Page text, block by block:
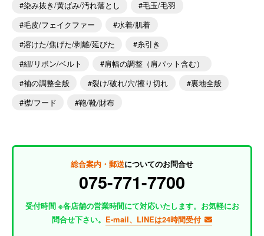
染み抜き/黄ばみ/汚れ落とし
毛玉/毛羽
毛皮/フェイクファー
水着/肌着
溶けた/焦げた/剥離/延びた
糸引き
紐/リボン/ベルト
肩幅の調整（肩パット含む）
袖の調整全般
裂け/破れ/穴/擦り切れ
裏地全般
襟/フード
鞄/靴/財布
総合案内・郵送についてのお問合せ
075-771-7700
受付時間 ※各店舗の営業時間にて対応いたします。お気軽にお
問合せ下さい。 E-mail、LINEは24時間受付